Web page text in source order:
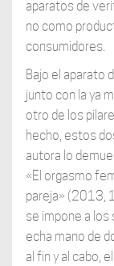
aparatos de
no como
consumidores.
Bajo el aparato
junto con la ya
otro de los
hecho, estos
autora lo
«El orgasmo
pareja» (2013,
se impone a
echa mano de
al fin y al cabo,